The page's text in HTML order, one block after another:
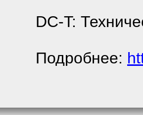
DC-T:
Подробнее: